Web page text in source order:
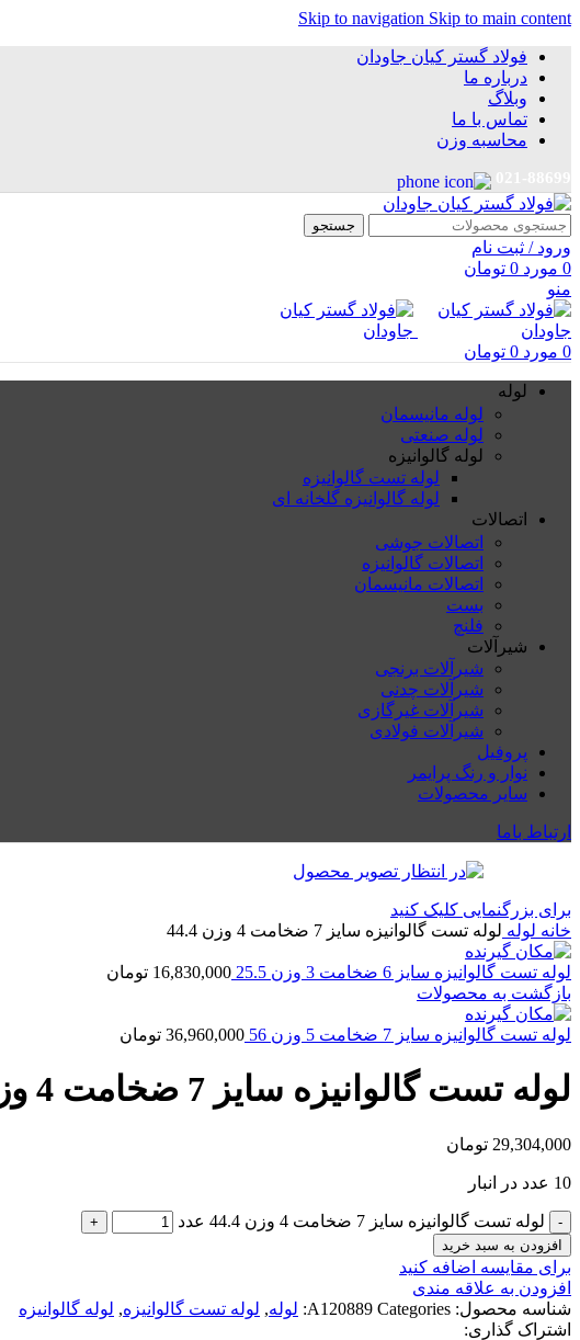
Skip to navigation Skip to main content
فولاد گستر کیان جاودان
درباره ما
وبلاگ
تماس با ما
محاسبه وزن
جستجو
ورود / ثبت نام
0 مورد 0 تومان
منو
0 مورد 0 تومان
لوله
لوله مانیسمان
لوله صنعتی
لوله گالوانیزه
لوله تست گالوانیزه
لوله گالوانیزه گلخانه ای
اتصالات
اتصالات جوشی
اتصالات گالوانیزه
اتصالات مانیسمان
بست
فلنچ
شیرآلات
شیرآلات برنجی
شیرآلات چدنی
شیرآلات غیرگازی
شیرآلات فولادی
پروفیل
نوار و رنگ پرایمر
سایر محصولات
ارتباط باما
برای بزرگنمایی کلیک کنید
خانه لوله لوله تست گالوانیزه سایز 7 ضخامت 4 وزن 44.4
لوله تست گالوانیزه سایز 6 ضخامت 3 وزن 25.5 16,830,000 تومان
بازگشت به محصولات
لوله تست گالوانیزه سایز 7 ضخامت 5 وزن 56 36,960,000 تومان
لوله تست گالوانیزه سایز 7 ضخامت 4 وزن 44.4
29,304,000 تومان
10 عدد در انبار
لوله تست گالوانیزه سایز 7 ضخامت 4 وزن 44.4 عدد
افزودن به سبد خرید
برای مقایسه اضافه کنید
افزودن به علاقه مندی
شناسه محصول:
A120889 Categories: لوله, لوله تست گالوانیزه, لوله گالوانیزه
اشتراک گذاری: